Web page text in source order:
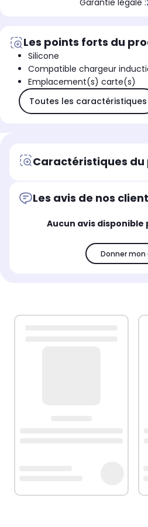
Garantie légale :
Les points forts du
Silicone
Compatible chargeur
Emplacement(s) carte(s)
Toutes les caractéristiques
Caractéristiques
Les avis de nos
Aucun avis
Donner mon